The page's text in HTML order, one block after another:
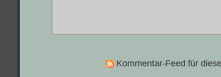
Kommentar-Feed für